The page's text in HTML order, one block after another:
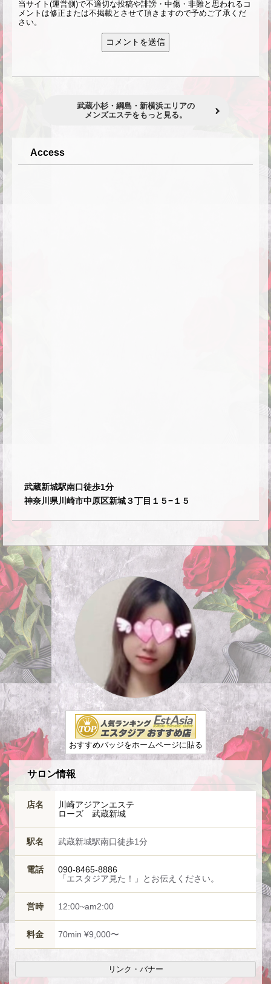
当サイト(運営側)で不適切な投稿や誹謗・中傷・非難と思われるコ
メントは修正または不掲載とさせて頂きますので予めご了承くだ
さい。
武蔵小杉・綱島・新横浜エリアの
メンズエステをもっと見る。
Access
武蔵新城駅南口徒歩1分
神奈川県川崎市中原区新城３丁目１５−１５
おすすめバッジをホームページに貼る
サロン情報
店名
川崎アジアンエステ
ローズ 武蔵新城
駅名 武蔵新城駅南口徒歩1分
電話
090-8465-8886
「エスタジア見た！」とお伝えください。
営時 12:00~am2:00
料金 70min ¥9,000〜
リンク・バナー